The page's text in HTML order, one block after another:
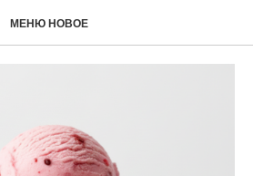
МЕНЮ НОВОЕ